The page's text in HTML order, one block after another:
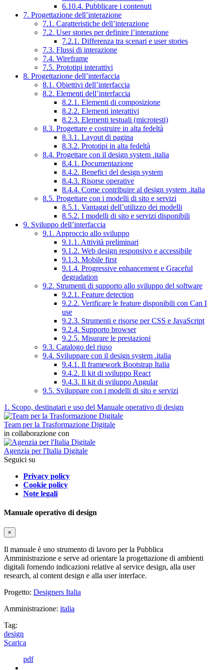
6.10.4. Pubblicare i contenuti
7. Progettazione dell’interazione
7.1. Caratteristiche dell’interazione
7.2. User stories per definire l’interazione
7.2.1. Differenza tra scenari e user stories
7.3. Flussi di interazione
7.4. Wireframe
7.5. Prototipi interattivi
8. Progettazione dell’interfaccia
8.1. Obiettivi dell’interfaccia
8.2. Elementi dell’interfaccia
8.2.1. Elementi di composizione
8.2.2. Elementi interattivi
8.2.3. Elementi testuali (microtesti)
8.3. Progettare e costruire in alta fedeltà
8.3.1. Layout di pagina
8.3.2. Prototipi in alta fedeltà
8.4. Progettare con il design system .italia
8.4.1. Documentazione
8.4.2. Benefici del design system
8.4.3. Risorse operative
8.4.4. Come contribuire al design system .italia
8.5. Progettare con i modelli di sito e servizi
8.5.1. Vantaggi dell’utilizzo dei modelli
8.5.2. I modelli di sito e servizi disponibili
9. Sviluppo dell’interfaccia
9.1. Approccio allo sviluppo
9.1.1. Attività preliminari
9.1.2. Web design responsivo e accessibile
9.1.3. Mobile first
9.1.4. Progressive enhancement e Graceful
degradation
9.2. Strumenti di supporto allo sviluppo del software
9.2.1. Feature detection
9.2.2. Verificare le feature disponibili con Can I
use
9.2.3. Strumenti e risorse per CSS e JavaScript
9.2.4. Supporto browser
9.2.5. Misurare le prestazioni
9.3. Catalogo del riuso
9.4. Sviluppare con il design system .italia
9.4.1. Il framework Bootstrap Italia
9.4.2. Il kit di sviluppo React
9.4.3. Il kit di sviluppo Angular
9.5. Sviluppare con i modelli di sito e servizi
1. Scopo, destinatari e uso del Manuale operativo di design
Team per la Trasformazione Digitale
in collaborazione con
Agenzia per l'Italia Digitale
Seguici su
Privacy policy
Cookie policy
Note legali
Manuale operativo di design
×
Il manuale è uno strumento di lavoro per la Pubblica
Amministrazione e serve ad orientare la progettazione di ambienti
digitali fornendo indicazioni relative al service design, alla user
research, al content design e alla user interface.
Progetto: Designers Italia
Amministrazione: italia
Tag:
design
Scarica
pdf